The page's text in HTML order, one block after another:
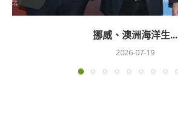
挪威、澳洲海洋生...
2026-07-19